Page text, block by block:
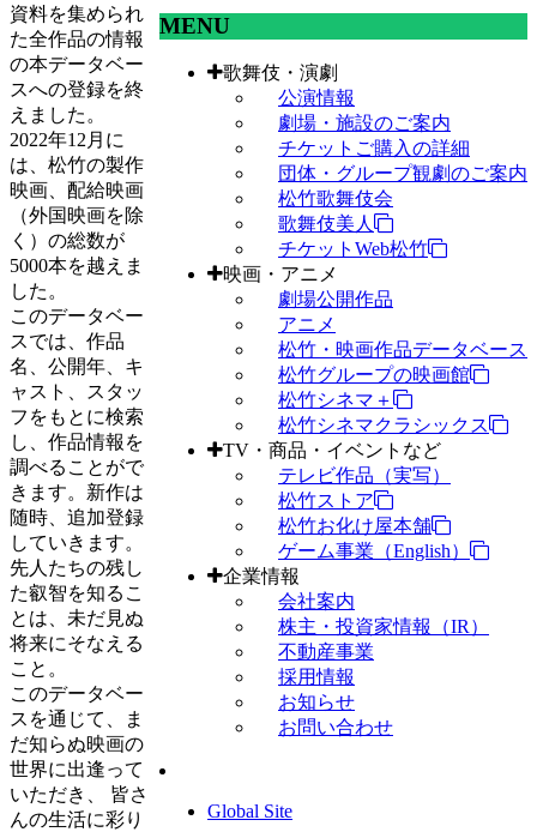
MENU
歌舞伎・演劇
公演情報
劇場・施設のご案内
チケットご購入の詳細
団体・グループ観劇のご案内
松竹歌舞伎会
歌舞伎美人
チケットWeb松竹
映画・アニメ
劇場公開作品
アニメ
松竹・映画作品データベース
松竹グループの映画館
松竹シネマ＋
松竹シネマクラシックス
TV・商品・イベントなど
テレビ作品（実写）
松竹ストア
松竹お化け屋本舗
ゲーム事業（English）
企業情報
会社案内
株主・投資家情報（IR）
不動産事業
採用情報
お知らせ
お問い合わせ
Global Site
資料を集められ
た全作品の情報
の本データベー
スへの登録を終
えました。
2022年12月に
は、松竹の製作
映画、配給映画
（外国映画を除
く）の総数が
5000本を越えま
した。
このデータベー
スでは、作品
名、公開年、キ
ャスト、スタッ
フをもとに検索
し、作品情報を
調べることがで
きます。新作は
随時、追加登録
していきます。
先人たちの残し
た叡智を知るこ
とは、未だ見ぬ
将来にそなえる
こと。
このデータベー
スを通じて、ま
だ知らぬ映画の
世界に出逢って
いただき、 皆さ
んの生活に彩り